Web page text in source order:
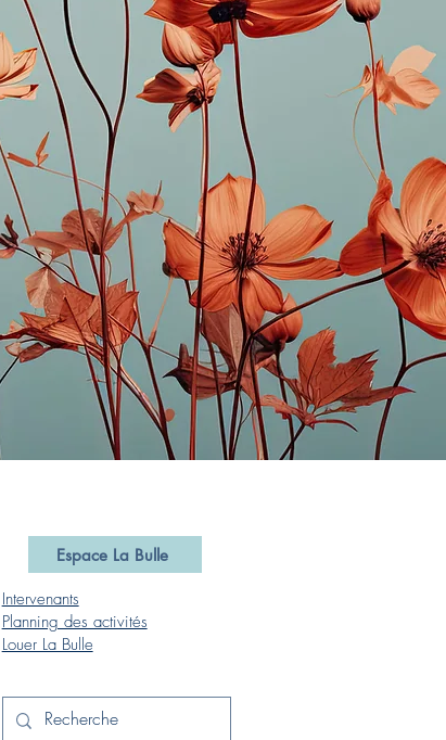
Espace La Bulle
Intervenants
Planning des activités
Louer La Bulle